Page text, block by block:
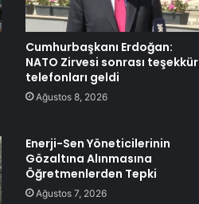
Cumhurbaşkanı Erdoğan:
NATO Zirvesi sonrası teşekkür
telefonları geldi
Ağustos 8, 2026
Enerji-Sen Yöneticilerinin
Gözaltına Alınmasına
Öğretmenlerden Tepki
Ağustos 7, 2026